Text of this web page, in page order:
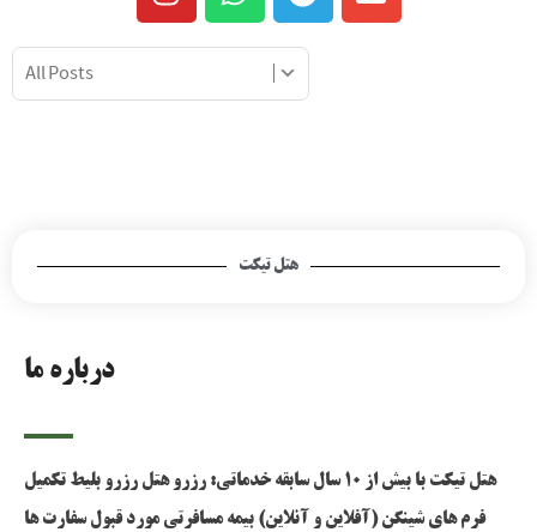
هتل تیکت
درباره ما
هتل تیکت با بیش از 10 سال سابقه خدماتی: رزرو هتل رزرو بلیط تکمیل
فرم های شینگن (آفلاین و آنلاین) بیمه مسافرتی مورد قبول سفارت ها